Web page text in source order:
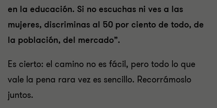
en la educación. Si no escuchas ni ves a las
mujeres, discriminas al 50 por ciento de todo, de
la población, del mercado”.
Es cierto: el camino no es fácil, pero todo lo que
vale la pena rara vez es sencillo. Recorrámoslo
juntos.